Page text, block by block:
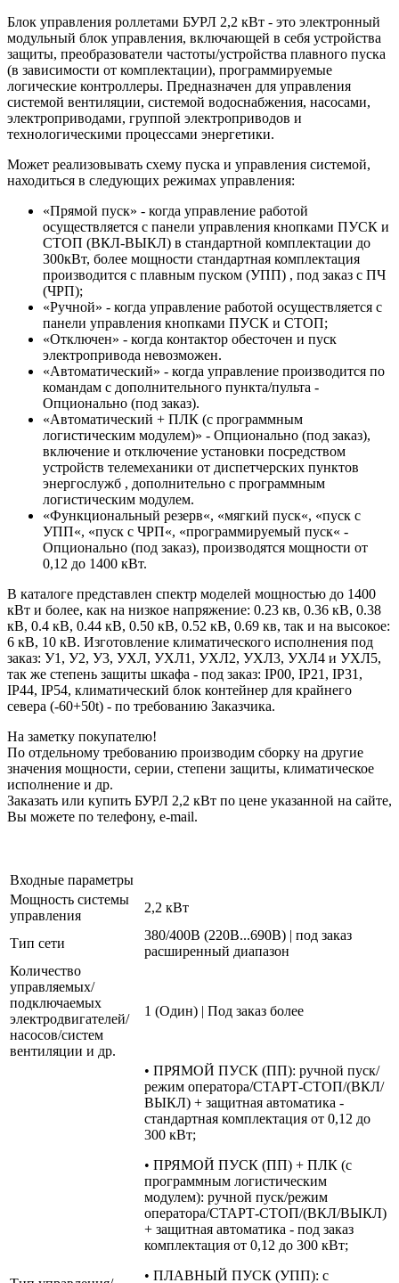
Блок управления роллетами БУРЛ 2,2 кВт - это электронный
модульный блок управления, включающей в себя устройства
защиты, преобразователи частоты/устройства плавного пуска
(в зависимости от комплектации), программируемые
логические контроллеры. Предназначен для управления
системой вентиляции, системой водоснабжения, насосами,
электроприводами, группой электроприводов и
технологическими процессами энергетики.
Может реализовывать схему пуска и управления системой,
находиться в следующих режимах управления:
«Прямой пуск» - когда управление работой
осуществляется с панели управления кнопками ПУСК и
СТОП (ВКЛ-ВЫКЛ) в стандартной комплектации до
300кВт, более мощности стандартная комплектация
производится с плавным пуском (УПП) , под заказ с ПЧ
(ЧРП);
«Ручной» - когда управление работой осуществляется с
панели управления кнопками ПУСК и СТОП;
«Отключен» - когда контактор обесточен и пуск
электропривода невозможен.
«Автоматический» - когда управление производится по
командам с дополнительного пункта/пульта -
Опционально (под заказ).
«Автоматический + ПЛК (с программным
логистическим модулем)» - Опционально (под заказ),
включение и отключение установки посредством
устройств телемеханики от диспетчерских пунктов
энергослужб , дополнительно с программным
логистическим модулем.
«Функциональный резерв«, «мягкий пуск«, «пуск с
УПП«, «пуск с ЧРП«, «программируемый пуск« -
Опционально (под заказ), производятся мощности от
0,12 до 1400 кВт.
В каталоге представлен спектр моделей мощностью до 1400
кВт и более, как на низкое напряжение: 0.23 кв, 0.36 кВ, 0.38
кВ, 0.4 кВ, 0.44 кВ, 0.50 кВ, 0.52 кВ, 0.69 кв, так и на высокое:
6 кВ, 10 кВ. Изготовление климатического исполнения под
заказ: У1, У2, У3, УХЛ, УХЛ1, УХЛ2, УХЛ3, УХЛ4 и УХЛ5,
так же степень защиты шкафа - под заказ: IP00, IP21, IP31,
IP44, IP54, климатический блок контейнер для крайнего
севера (-60+50t) - по требованию Заказчика.
На заметку покупателю!
По отдельному требованию производим сборку на другие
значения мощности, серии, степени защиты, климатическое
исполнение и др.
Заказать или купить БУРЛ 2,2 кВт по цене указанной на сайте,
Вы можете по телефону, e-mail.
Входные параметры
Мощность системы
управления
2,2 кВт
Тип сети
380/400В (220В...690В) | под заказ
расширенный диапазон
Количество
управляемых/
подключаемых
электродвигателей/
насосов/систем
вентиляции и др.
1 (Один) | Под заказ более
• ПРЯМОЙ ПУСК (ПП): ручной пуск/
режим оператора/СТАРТ-СТОП/(ВКЛ/
ВЫКЛ) + защитная автоматика -
стандартная комплектация от 0,12 до
300 кВт;
• ПРЯМОЙ ПУСК (ПП) + ПЛК (с
программным логистическим
модулем): ручной пуск/режим
оператора/СТАРТ-СТОП/(ВКЛ/ВЫКЛ)
+ защитная автоматика - под заказ
комплектация от 0,12 до 300 кВт;
• ПЛАВНЫЙ ПУСК (УПП): с